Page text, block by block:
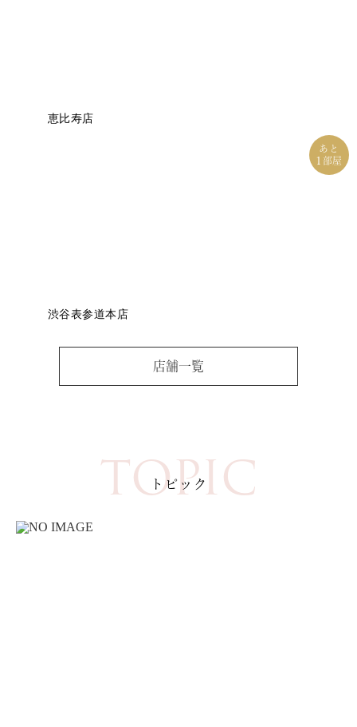
恵比寿店
あと
1 部屋
渋谷表参道本店
店舗一覧
TOPIC
トピック